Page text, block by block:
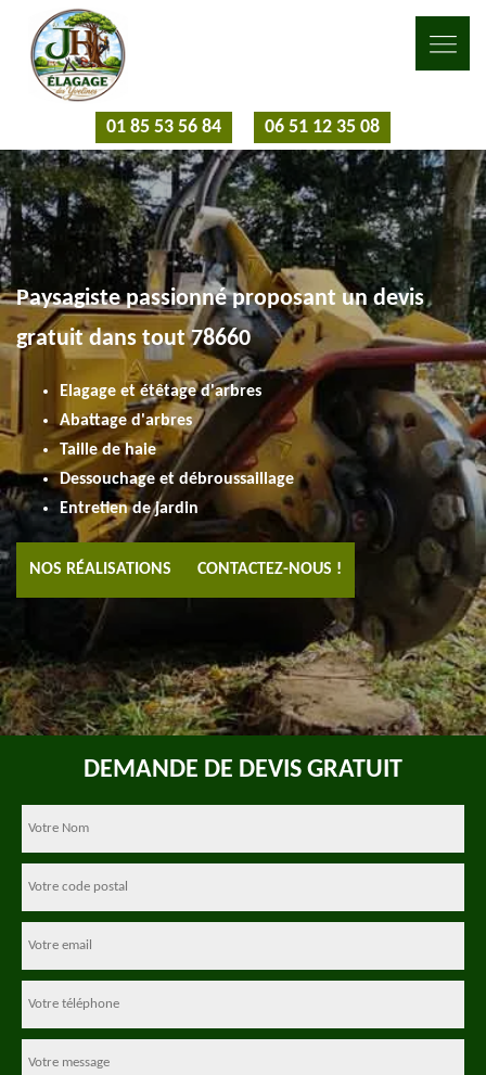
01 85 53 56 84 06 51 12 35 08
Paysagiste passionné proposant un devis
gratuit dans tout 78660
Elagage et étêtage d'arbres
Abattage d'arbres
Taille de haie
Dessouchage et débroussaillage
Entretien de jardin
NOS RÉALISATIONS CONTACTEZ-NOUS !
DEMANDE DE DEVIS GRATUIT